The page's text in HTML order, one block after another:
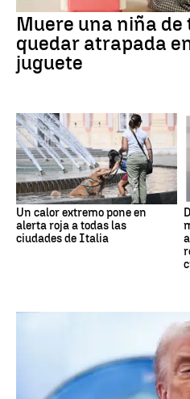
Muere una niña
quedar atrapada
juguete
Un calor extremo pone en
alerta roja a todas las
ciudades de Italia